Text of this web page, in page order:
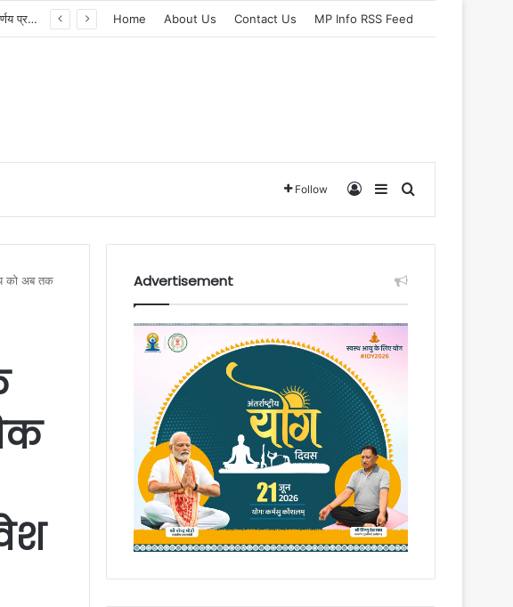
Home About Us Contact Us MP Info RSS Feed
Follow Log InSidebarSearch for
को अब तक
Advertisement